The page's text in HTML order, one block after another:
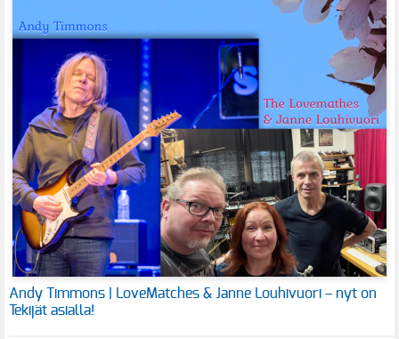
Andy Timmons | LoveMatches & Janne Louhivuori – nyt on
Tekijät asialla!